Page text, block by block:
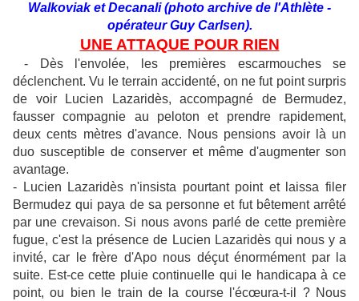
Walkoviak et Decanali (photo archive de l'Athlète -
opérateur Guy Carlsen).
UNE ATTAQUE POUR RIEN
- Dès l'envolée, les premières escarmouches se
déclenchent. Vu le terrain accidenté, on ne fut point surpris
de voir Lucien Lazaridès, accompagné de Bermudez,
fausser compagnie au peloton et prendre rapidement,
deux cents mètres d'avance. Nous pensions avoir là un
duo susceptible de conserver et même d'augmenter son
avantage.
- Lucien Lazaridès n'insista pourtant point et laissa filer
Bermudez qui paya de sa personne et fut bêtement arrêté
par une crevaison. Si nous avons parlé de cette première
fugue, c'est la présence de Lucien Lazaridès qui nous y a
invité, car le frère d'Apo nous déçut énormément par la
suite. Est-ce cette pluie continuelle qui le handicapa à ce
point, ou bien le train de la course l'écœura-t-il ? Nous